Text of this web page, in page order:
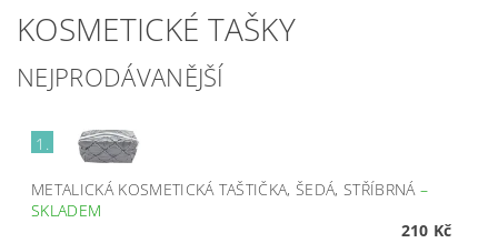
KOSMETICKÉ TAŠKY
NEJPRODÁVANĚJŠÍ
1.
METALICKÁ KOSMETICKÁ TAŠTIČKA, ŠEDÁ, STŘÍBRNÁ –
SKLADEM
210 Kč